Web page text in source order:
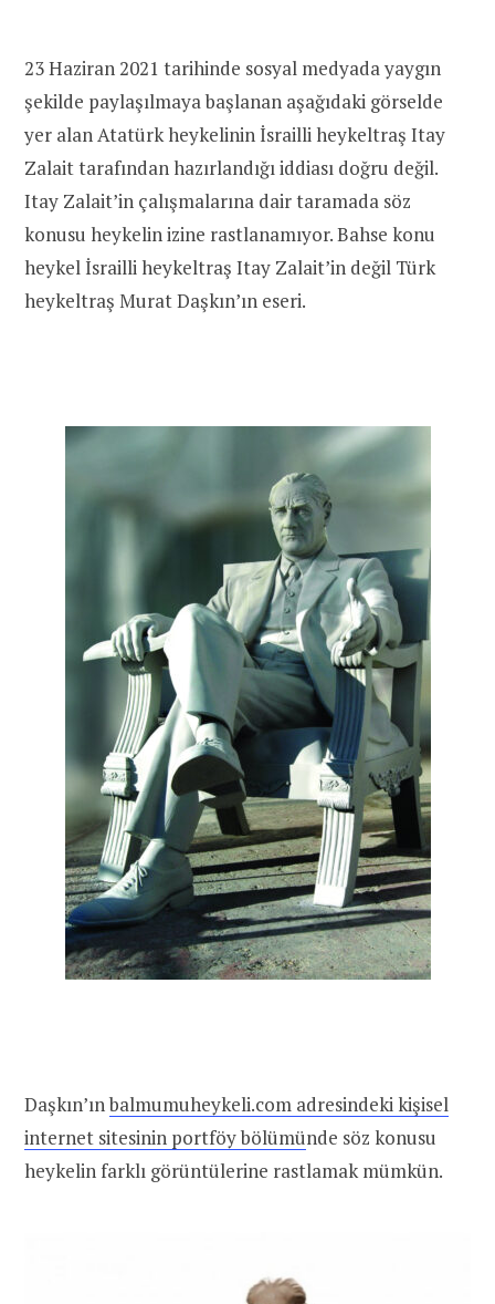
23 Haziran 2021 tarihinde sosyal medyada yaygın
şekilde paylaşılmaya başlanan aşağıdaki görselde
yer alan Atatürk heykelinin İsrailli heykeltraş Itay
Zalait tarafından hazırlandığı iddiası doğru değil.
Itay Zalait’in çalışmalarına dair taramada söz
konusu heykelin izine rastlanamıyor. Bahse konu
heykel İsrailli heykeltraş Itay Zalait’in değil Türk
heykeltraş Murat Daşkın’ın eseri.
Daşkın’ınbalmumuheykeli.com adresindeki kişisel
internet sitesinin portföy bölümünde söz konusu
heykelin farklı görüntülerine rastlamak mümkün.